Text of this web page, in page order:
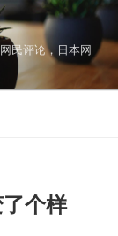
民评论，日本网
个样